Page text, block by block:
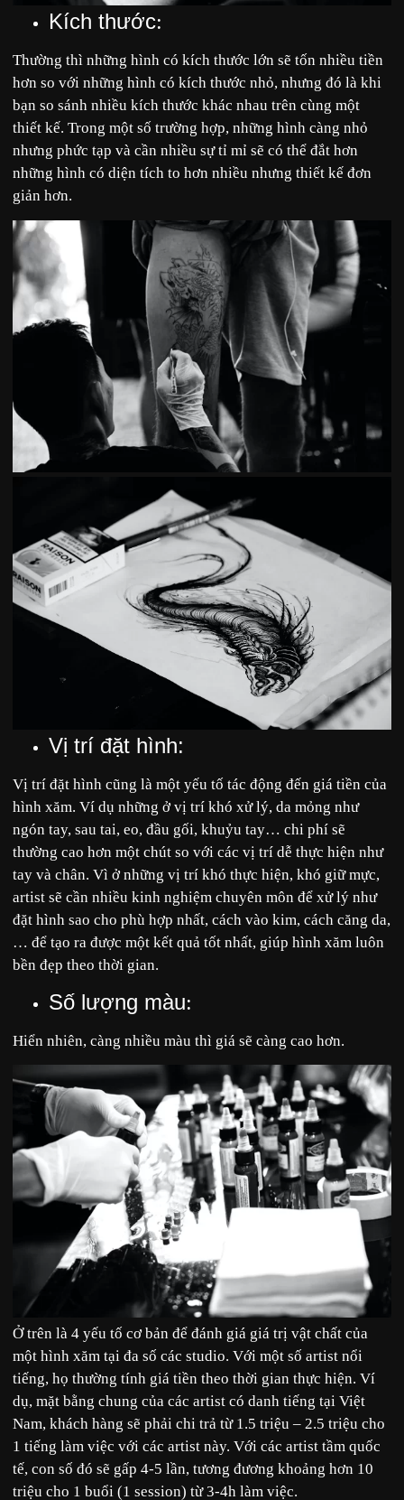
Kích thước:
Thường thì những hình có kích thước lớn sẽ tốn nhiều tiền
hơn so với những hình có kích thước nhỏ, nhưng đó là khi
bạn so sánh nhiều kích thước khác nhau trên cùng một
thiết kế. Trong một số trường hợp, những hình càng nhỏ
nhưng phức tạp và cần nhiều sự tỉ mỉ sẽ có thể đắt hơn
những hình có diện tích to hơn nhiều nhưng thiết kế đơn
giản hơn.
Vị trí đặt hình:
Vị trí đặt hình cũng là một yếu tố tác động đến giá tiền của
hình xăm. Ví dụ những ở vị trí khó xử lý, da mỏng như
ngón tay, sau tai, eo, đầu gối, khuỷu tay… chi phí sẽ
thường cao hơn một chút so với các vị trí dễ thực hiện như
tay và chân. Vì ở những vị trí khó thực hiện, khó giữ mực,
artist sẽ cần nhiều kinh nghiệm chuyên môn để xử lý như
đặt hình sao cho phù hợp nhất, cách vào kim, cách căng da,
… để tạo ra được một kết quả tốt nhất, giúp hình xăm luôn
bền đẹp theo thời gian.
Số lượng màu:
Hiển nhiên, càng nhiều màu thì giá sẽ càng cao hơn.
Ở trên là 4 yếu tố cơ bản để đánh giá giá trị vật chất của
một hình xăm tại đa số các studio. Với một số artist nổi
tiếng, họ thường tính giá tiền theo thời gian thực hiện. Ví
dụ, mặt bằng chung của các artist có danh tiếng tại Việt
Nam, khách hàng sẽ phải chi trả từ 1.5 triệu – 2.5 triệu cho
1 tiếng làm việc với các artist này. Với các artist tầm quốc
tế, con số đó sẽ gấp 4-5 lần, tương đương khoảng hơn 10
triệu cho 1 buổi (1 session) từ 3-4h làm việc.